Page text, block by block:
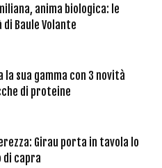
anima biologica: le
Baule Volante
la sua gamma con 3 novità
di proteine
Girau porta in tavola lo
capra